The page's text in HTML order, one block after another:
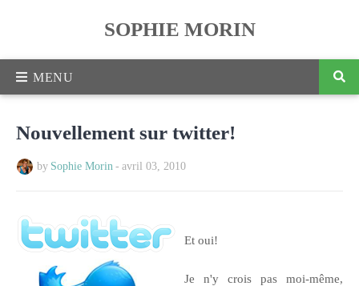
SOPHIE MORIN
Nouvellement sur twitter!
by Sophie Morin - avril 03, 2010
Et oui!
Je n'y crois pas moi-même,